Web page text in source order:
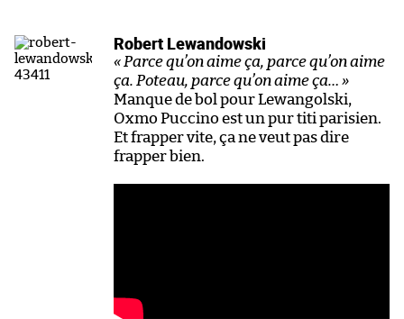
Robert Lewandowski
« Parce qu’on aime ça, parce qu’on aime
ça. Poteau, parce qu’on aime ça… »
Manque de bol pour Lewangolski,
Oxmo Puccino est un pur titi parisien.
Et frapper vite, ça ne veut pas dire
frapper bien.